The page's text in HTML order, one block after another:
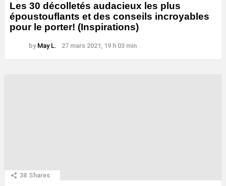
Les 30 décolletés audacieux les plus
époustouflants et des conseils incroyables
pour le porter! (Inspirations)
by May L. 27 mars 2021, 19 h 03 min
38 Shares